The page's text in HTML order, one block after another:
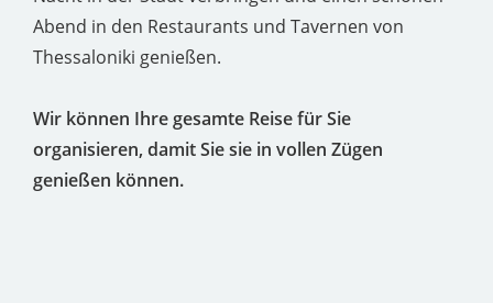
Abend in den Restaurants und Tavernen von
Thessaloniki genießen.
Wir können Ihre gesamte Reise für Sie
organisieren, damit Sie sie in vollen Zügen
genießen können.